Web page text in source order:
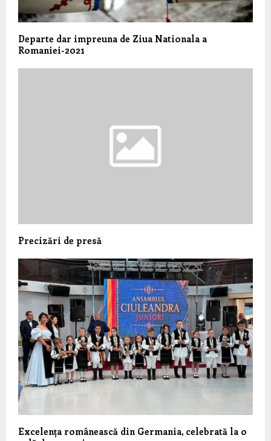
Departe dar impreuna de Ziua Nationala a
Romaniei-2021
Precizări de presă
Excelența românească din Germania, celebrată la o